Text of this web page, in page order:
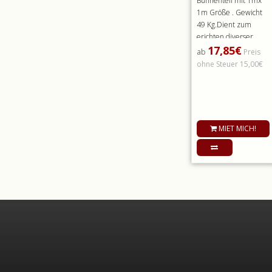
1m Größe . Gewicht
49 Kg.Dient zum
erichten diverser
Bühnenpodeste.
Mieten Sie di..
ab 17,85€ Preis
ohne Steuer 15,00€
MIET MICH!